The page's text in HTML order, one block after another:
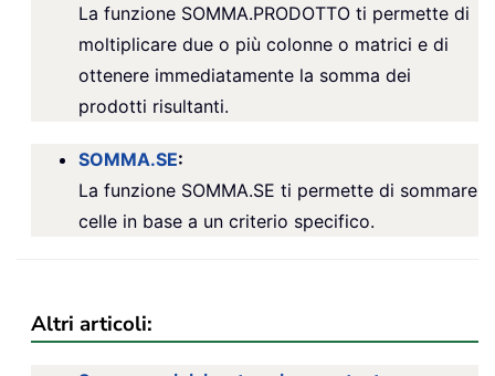
La funzione SOMMA.PRODOTTO ti permette di
moltiplicare due o più colonne o matrici e di
ottenere immediatamente la somma dei
prodotti risultanti.
SOMMA.SE:
La funzione SOMMA.SE ti permette di sommare
celle in base a un criterio specifico.
Altri articoli: